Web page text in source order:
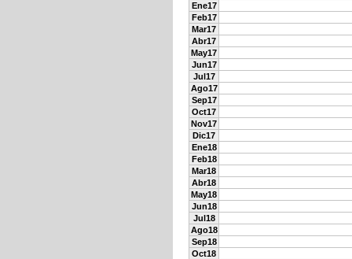
Ene17
Feb17
Mar17
Abr17
May17
Jun17
Jul17
Ago17
Sep17
Oct17
Nov17
Dic17
Ene18
Feb18
Mar18
Abr18
May18
Jun18
Jul18
Ago18
Sep18
Oct18